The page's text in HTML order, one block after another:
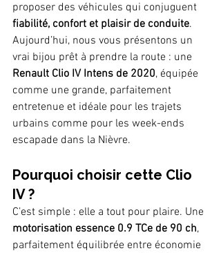
proposer des véhicules qui conjuguent
fiabilité, confort et plaisir de conduite.
Aujourd’hui, nous vous présentons un
vrai bijou prêt à prendre la route : une
Renault Clio IV Intens de 2020, équipée
comme une grande, parfaitement
entretenue et idéale pour les trajets
urbains comme pour les week-ends
escapade dans la Nièvre.
Pourquoi choisir cette Clio
IV ?
C’est simple : elle a tout pour plaire. Une
motorisation essence 0.9 TCe de 90 ch,
parfaitement équilibrée entre économie